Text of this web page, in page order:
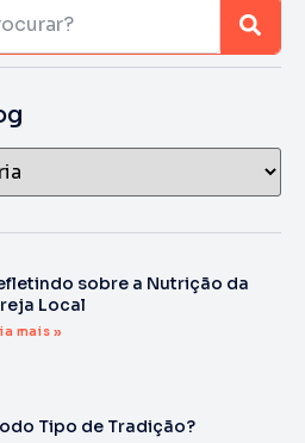
sobre a Nutrição da
Local
mais »
Tipo de Tradição?